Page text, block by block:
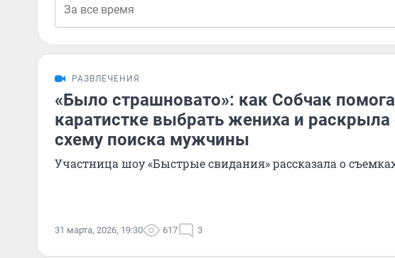
РАЗВЛЕЧЕНИЯ
«Было страшновато»: как Собчак
каратистке выбрать жениха и
схему поиска мужчины
Участница шоу «Быстрые свидания» рассказала о
31 марта, 2026, 19:30 617 3